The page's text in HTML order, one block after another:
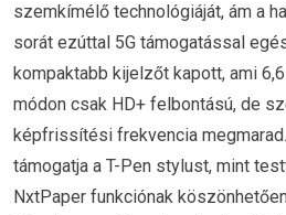
szemkímélő technológiáját, ám a
sorát ezúttal 5G támogatással
kompaktabb kijelzőt kapott, ami
módon csak HD+ felbontású, de
képfrissítési frekvencia
támogatja a T-Pen stylust, mint
NxtPaper funkciónak